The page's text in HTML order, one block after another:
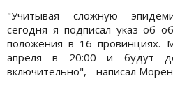
"Учитывая сложную
сегодня я подписал указ об
положения в 16 провинциях.
апреля в 20:00 и будут
включительно", - написал